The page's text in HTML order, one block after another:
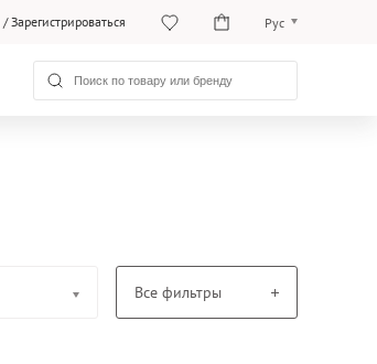
/Зарегистрироваться Рус
Рус
Все фильтры